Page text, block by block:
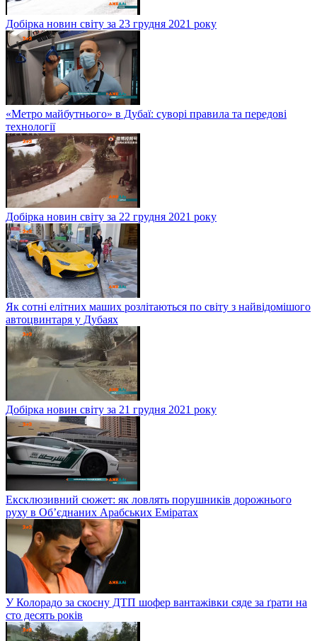
Добірка новин світу за 23 грудня 2021 року
«Метро майбутнього» в Дубаї: суворі правила та передові
технології
Добірка новин світу за 22 грудня 2021 року
Як сотні елітних маших розлітаються по світу з найвідомішого
автоцвинтаря у Дубаях
Добірка новин світу за 21 грудня 2021 року
Ексклюзивний сюжет: як ловлять порушників дорожнього
руху в Об’єднаних Арабських Еміратах
У Колорадо за скоєну ДТП шофер вантажівки сяде за ґрати на
сто десять років